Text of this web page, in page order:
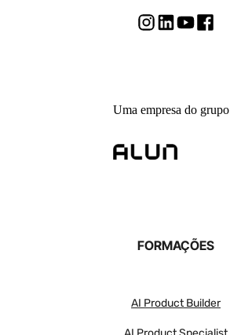
Uma empresa do grupo
FORMAÇÕES
AI Product Builder